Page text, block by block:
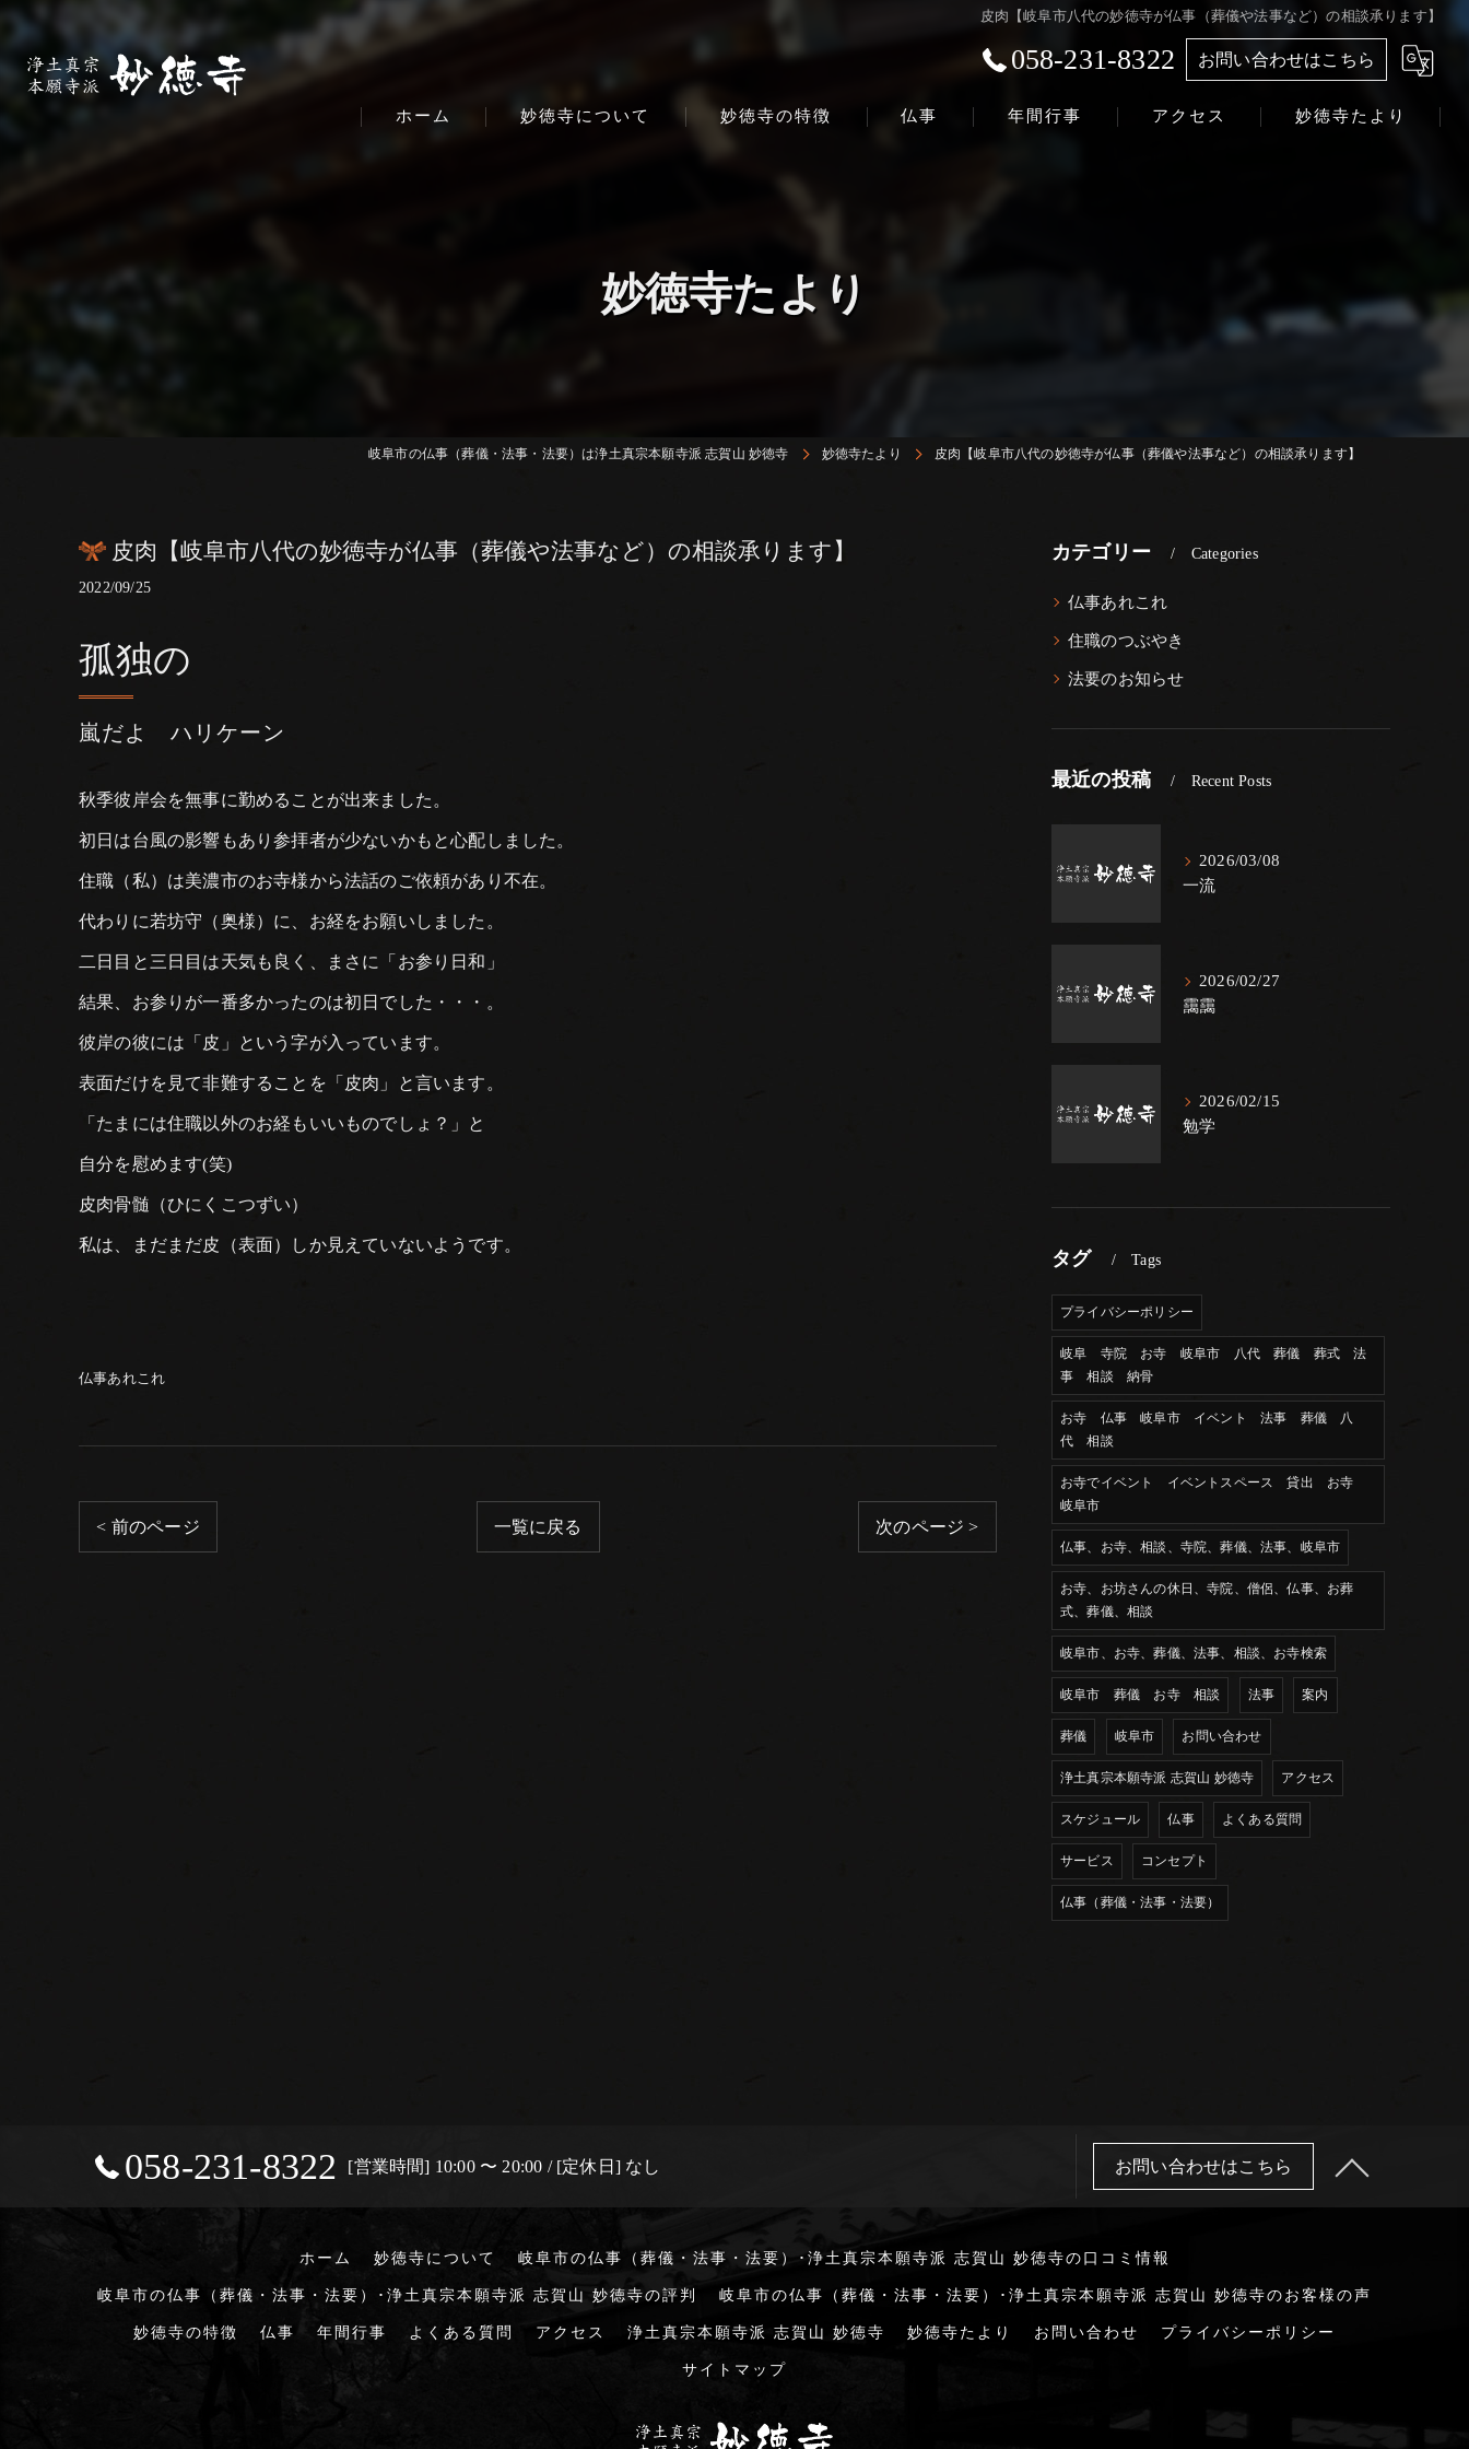
皮肉【岐阜市八代の妙徳寺が仏事（葬儀や法事など）の相談承ります】
058-231-8322 お問い合わせはこちら
ホーム 妙徳寺について 妙徳寺の特徴 仏事 年間行事 アクセス 妙徳寺たより
妙徳寺たより
岐阜市の仏事（葬儀・法事・法要）は浄土真宗本願寺派 志賀山 妙徳寺 妙徳寺たより 皮肉【岐阜市八代の妙徳寺が仏事（葬儀や法事など）の相談承ります】
皮肉【岐阜市八代の妙徳寺が仏事（葬儀や法事など）の相談承ります】
2022/09/25
嵐だよ ハリケーン
孤独の
秋季彼岸会を無事に勤めることが出来ました。
初日は台風の影響もあり参拝者が少ないかもと心配しました。
住職（私）は美濃市のお寺様から法話のご依頼があり不在。
代わりに若坊守（奥様）に、お経をお願いしました。
二日目と三日目は天気も良く、まさに「お参り日和」
結果、お参りが一番多かったのは初日でした・・・。
彼岸の彼には「皮」という字が入っています。
表面だけを見て非難することを「皮肉」と言います。
「たまには住職以外のお経もいいものでしょ？」と
自分を慰めます(笑)
皮肉骨髄（ひにくこつずい）
私は、まだまだ皮（表面）しか見えていないようです。
仏事あれこれ
< 前のページ 一覧に戻る 次のページ >
カテゴリー Categories
仏事あれこれ
住職のつぶやき
法要のお知らせ
最近の投稿 Recent Posts
2026/03/08
一流
2026/02/27
靄靄
2026/02/15
勉学
タグ Tags
プライバシーポリシー
岐阜 寺院 お寺 岐阜市 八代 葬儀 葬式 法
事 相談 納骨
お寺 仏事 岐阜市 イベント 法事 葬儀 八
代 相談
お寺でイベント イベントスペース 貸出 お寺
岐阜市
仏事、お寺、相談、寺院、葬儀、法事、岐阜市
お寺、お坊さんの休日、寺院、僧侶、仏事、お葬
式、葬儀、相談
岐阜市、お寺、葬儀、法事、相談、お寺検索
岐阜市 葬儀 お寺 相談 法事 案内
葬儀 岐阜市 お問い合わせ
浄土真宗本願寺派 志賀山 妙徳寺 アクセス
スケジュール 仏事 よくある質問
サービス コンセプト
仏事（葬儀・法事・法要）
058-231-8322 [営業時間] 10:00 〜 20:00 / [定休日] なし お問い合わせはこちら
ホーム 妙徳寺について 岐阜市の仏事（葬儀・法事・法要）･浄土真宗本願寺派 志賀山 妙徳寺の口コミ情報
岐阜市の仏事（葬儀・法事・法要）･浄土真宗本願寺派 志賀山 妙徳寺の評判 岐阜市の仏事（葬儀・法事・法要）･浄土真宗本願寺派 志賀山 妙徳寺のお客様の声
妙徳寺の特徴 仏事 年間行事 よくある質問 アクセス 浄土真宗本願寺派 志賀山 妙徳寺 妙徳寺たより お問い合わせ プライバシーポリシー
サイトマップ